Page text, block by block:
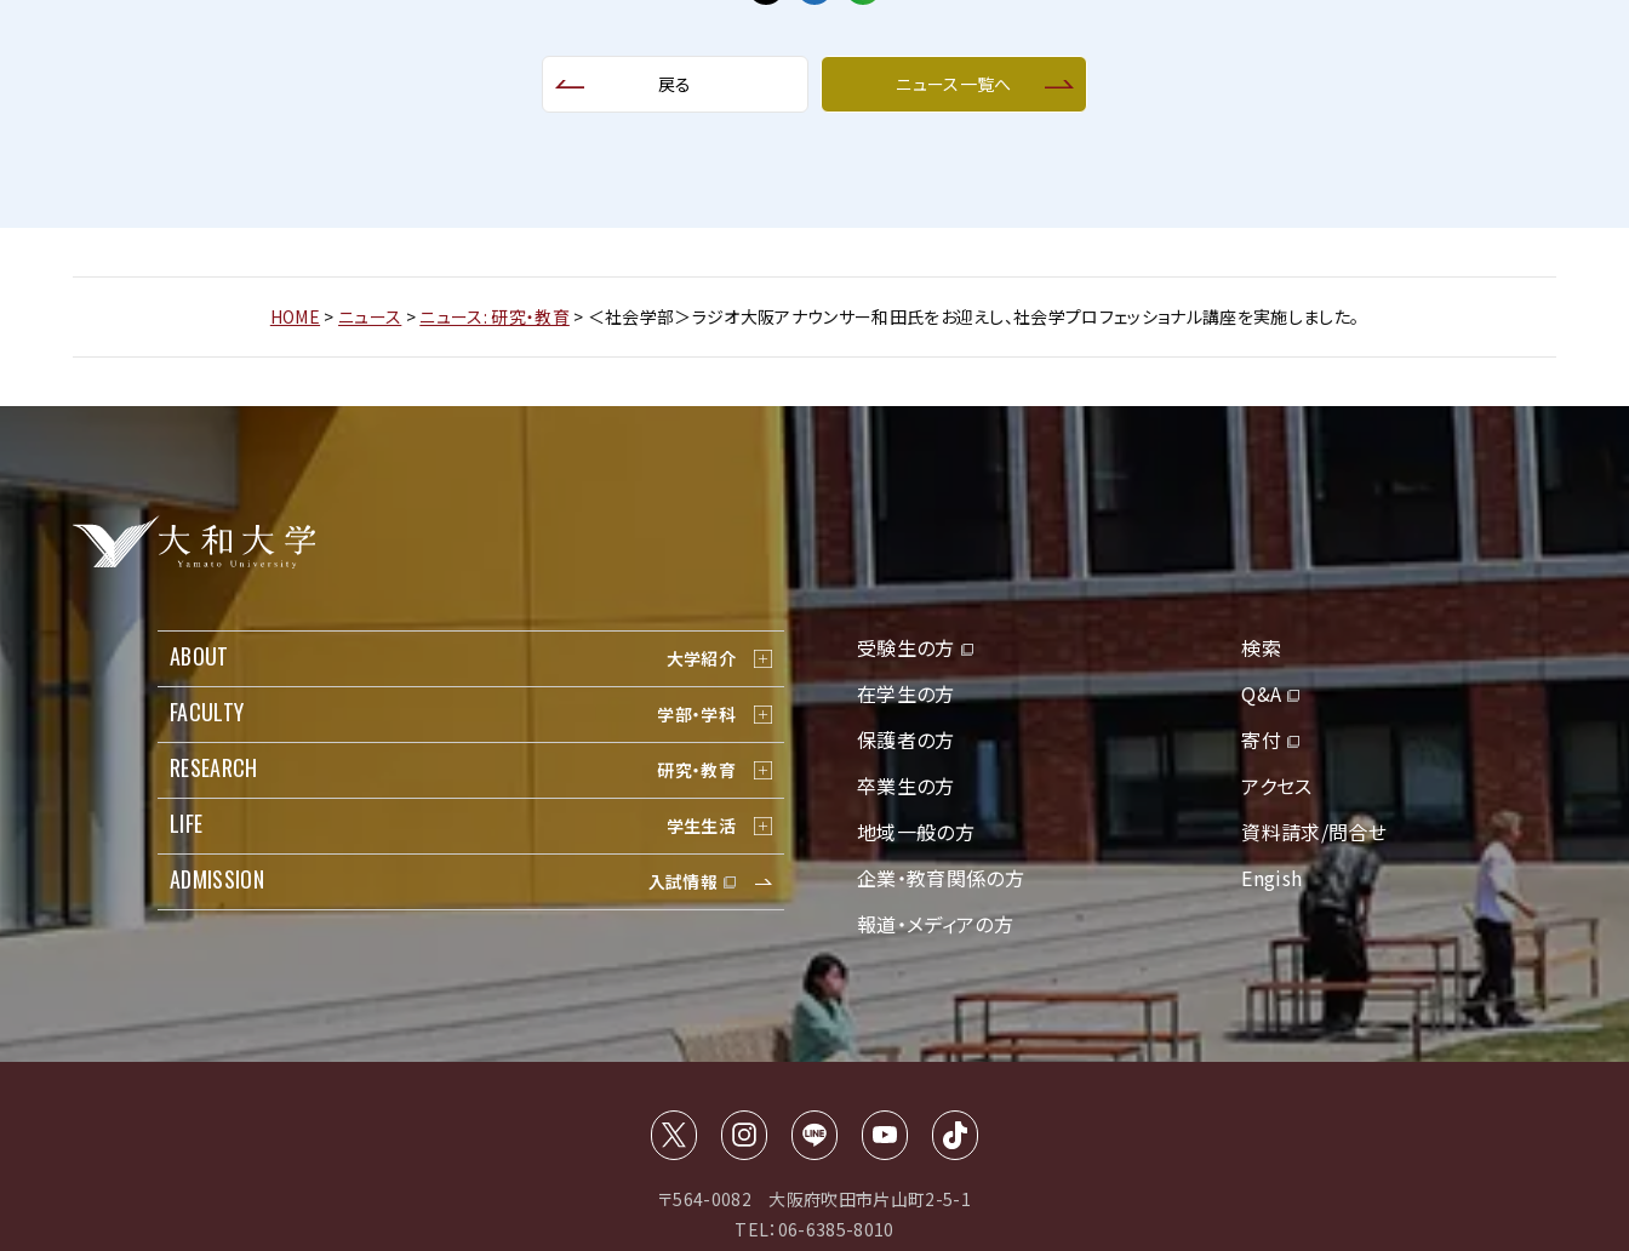
戻る ニュース一覧へ
HOME > ニュース > ニュース: 研究・教育> ＜社会学部＞ラジオ大阪アナウンサー和田氏をお迎えし、社会学プロフェッショナル講座を実施しました。
ABOUT 大学紹介
FACULTY 学部・学科
RESEARCH 研究・教育
LIFE 学生生活
ADMISSION 入試情報
受験生の方
在学生の方
保護者の方
卒業生の方
地域一般の方
企業・教育関係の方
報道・メディアの方
検索
Q&A
寄付
アクセス
資料請求/問合せ
Engish
〒564-0082 大阪府吹田市片山町2-5-1
TEL：06-6385-8010